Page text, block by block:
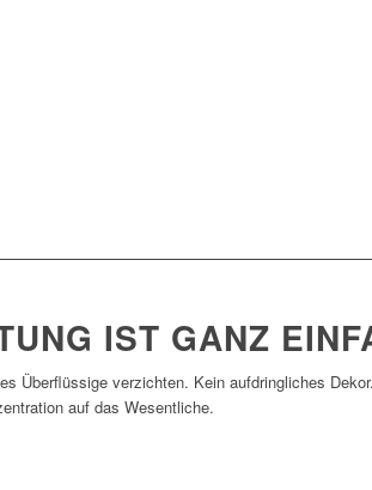
IST GANZ
Überflüssige verzichten. Kein aufdringliches Dekor.
auf das Wesentliche.